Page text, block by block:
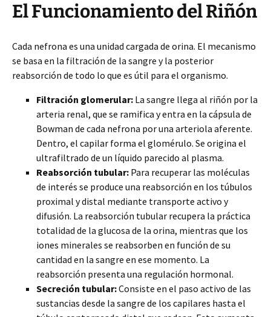
El Funcionamiento del Riñón
Cada nefrona es una unidad cargada de orina. El mecanismo
se basa en la filtración de la sangre y la posterior
reabsorción de todo lo que es útil para el organismo.
Filtración glomerular: La sangre llega al riñón por la
arteria renal, que se ramifica y entra en la cápsula de
Bowman de cada nefrona por una arteriola aferente.
Dentro, el capilar forma el glomérulo. Se origina el
ultrafiltrado de un líquido parecido al plasma.
Reabsorción tubular: Para recuperar las moléculas
de interés se produce una reabsorción en los túbulos
proximal y distal mediante transporte activo y
difusión. La reabsorción tubular recupera la práctica
totalidad de la glucosa de la orina, mientras que los
iones minerales se reabsorben en función de su
cantidad en la sangre en ese momento. La
reabsorción presenta una regulación hormonal.
Secreción tubular:Consiste en el paso activo de las
sustancias desde la sangre de los capilares hasta el